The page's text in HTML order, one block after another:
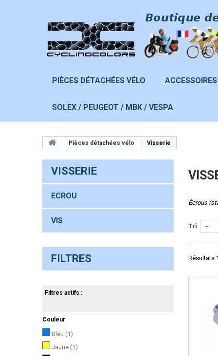
PIÈCES DÉTACHÉES VÉLO
SOLEX / PEUGEOT / MBK / VESPA
Pièces détachées vélo Visserie
VISSERIE
ECROU
VIS
FILTRES
Filtres actifs :
Couleur
Bleu (1)
Jaune (1)
Écrous
Tri --
Résultats